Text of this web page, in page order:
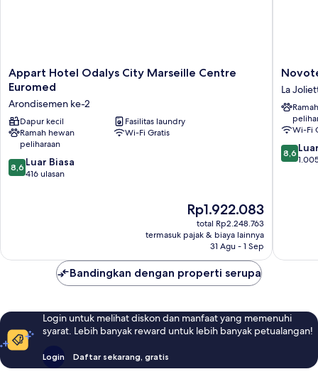
Appart
Hotel
City
Marseille
Centre
Euromed
Arondisemen
ke-
Appart Hotel Odalys City Marseille Centre
Euromed
Arondisemen ke-2
Dapur kecil
Fasilitas laundry
Ramah hewan
peliharaan
Wi-Fi Gratis
8.6
dari
8,6 Luar Biasa
416 ulasan
Harga
sekarang
Rp1.922.083
Rp1.922.083
total Rp2.248.763
termasuk pajak & biaya lainnya
31 Agu - 1 Sep
Novotel
Suites
Centre
La
Joliette
La
Wi-Fi
8.6
dari
8,6
Bandingkan dengan properti serupa
Login untuk melihat diskon dan manfaat yang memenuhi
syarat. Lebih banyak reward untuk lebih banyak petualangan!
Login Daftar sekarang, gratis